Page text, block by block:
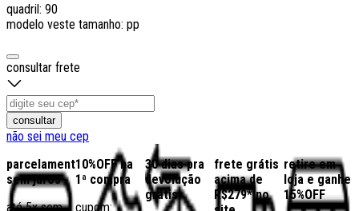
quadril: 90
modelo veste tamanho: pp
consultar frete
consultar
não sei meu cep
parcelamento
sem juros
até 5x sem
10%OFF na
1ª compra
cupom:
30 dias pra
devolução
grátis
frete grátis
acima de
R$279* no
retire em
loja e ganhe
15%OFF